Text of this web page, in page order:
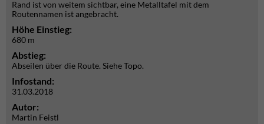
Rand ist von weitem sichtbar, eine Metalltafel mit dem
Routennamen ist angebracht.
Höhe Einstieg:
680 m
Abstieg:
Abseilen über die Route. Siehe Topo.
Infostand:
31.03.2018
Autor:
Martin Feistl